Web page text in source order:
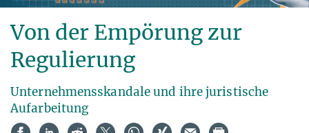
Von der Empörung zur
Regulierung
Unternehmensskandale und ihre juristische
Aufarbeitung